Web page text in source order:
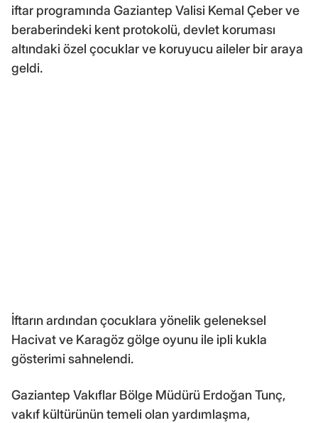
iftar programında Gaziantep Valisi Kemal Çeber ve
beraberindeki kent protokolü, devlet koruması
altındaki özel çocuklar ve koruyucu aileler bir araya
geldi.
İftarın ardından çocuklara yönelik geleneksel
Hacivat ve Karagöz gölge oyunu ile ipli kukla
gösterimi sahnelendi.
Gaziantep Vakıflar Bölge Müdürü Erdoğan Tunç,
vakıf kültürünün temeli olan yardımlaşma,